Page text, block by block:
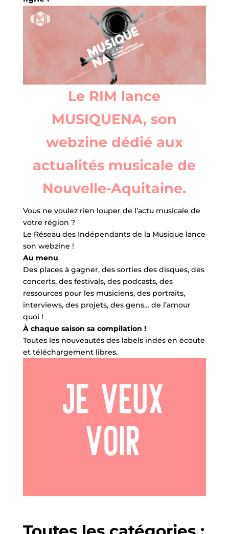
Le RIM lance
MUSIQUENA, son
webzine dédié aux
actualités musicale de
Nouvelle-Aquitaine.
Vous ne voulez rien louper de l’actu musicale de
votre région ?
Le Réseau des Indépendants de la Musique lance
son webzine !
Au menu
Des places à gagner, des sorties des disques, des
concerts, des festivals, des podcasts, des
ressources pour les musiciens, des portraits,
interviews, des projets, des gens… de l’amour
quoi !
À chaque saison sa compilation !
Toutes les nouveautés des labels indés en écoute
et téléchargement libres.